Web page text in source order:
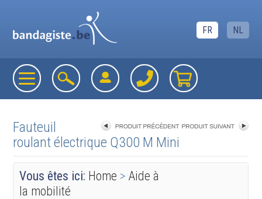
FR NL
Fauteuil
roulant électrique Q300 M Mini
Vous êtes ici: Home >Aide à
la mobilité